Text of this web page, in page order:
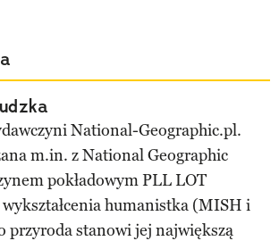
National-Geographic.pl.
m.in. z National Geographic
pokładowym PLL LOT
humanistka (MISH i
przyroda stanowi jej największą